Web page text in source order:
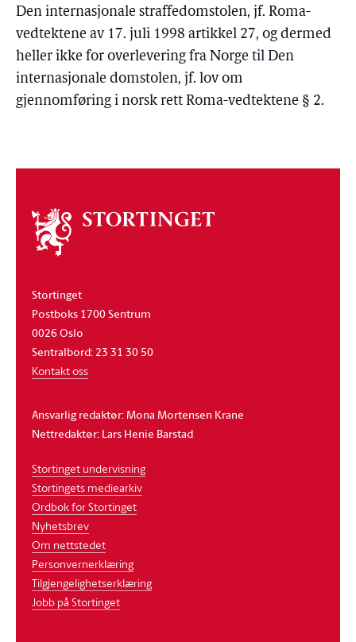
Den internasjonale straffedomstolen, jf. Roma-
vedtektene av 17. juli 1998 artikkel 27, og dermed
heller ikke for overlevering fra Norge til Den
internasjonale domstolen, jf. lov om
gjennomføring i norsk rett Roma-vedtektene § 2.
Om
stortinget
Stortinget
Postboks 1700 Sentrum
0026 Oslo
Sentralbord: 23 31 30 50
Kontakt oss
Ansvarlig redaktør: Mona Mortensen Krane
Nettredaktør: Lars Henie Barstad
Stortinget undervisning
Stortingets mediearkiv
Ordbok for Stortinget
Nyhetsbrev
Om nettstedet
Personvernerklæring
Tilgjengelighetserklæring
Jobb på Stortinget